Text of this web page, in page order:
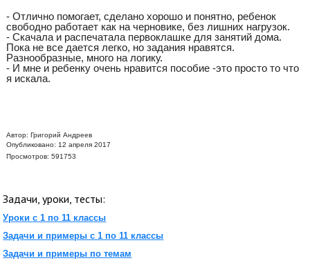
- Отлично помогает, сделано хорошо и понятно, ребенок
свободно работает как на черновике, без лишних нагрузок.
- Скачала и распечатала первоклашке для занятий дома.
Пока не все дается легко, но задания нравятся.
Разнообразные, много на логику.
- И мне и ребенку очень нравится пособие -это просто то что
я искала.
Автор: Григорий Андреев
Опубликовано: 12 апреля 2017
Просмотров: 591753
Задачи, уроки, тесты:
Уроки с 1 по 11 классы
Задачи и примеры с 1 по 11 классы
Задачи и примеры по темам